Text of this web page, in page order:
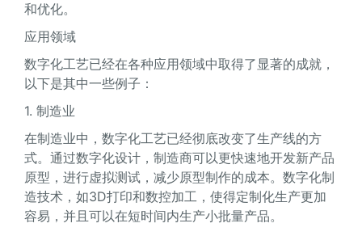
和优化。
应用领域
数字化工艺已经在各种应用领域中取得了显著的成就，
以下是其中一些例子：
1. 制造业
在制造业中，数字化工艺已经彻底改变了生产线的方
式。通过数字化设计，制造商可以更快速地开发新产品
原型，进行虚拟测试，减少原型制作的成本。数字化制
造技术，如3D打印和数控加工，使得定制化生产更加
容易，并且可以在短时间内生产小批量产品。